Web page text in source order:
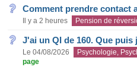
Comment prendre contact
Il y a 2 heures Pension de
J'ai un QI de 160. Que puis
Le 04/08/2026 Psychologie,
page